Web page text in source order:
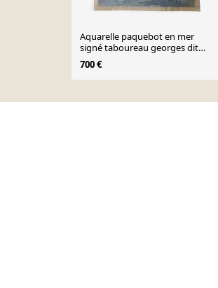
Aquarelle paquebot en mer
signé taboureau georges dit
sandy-hook (1879-1960
700 €